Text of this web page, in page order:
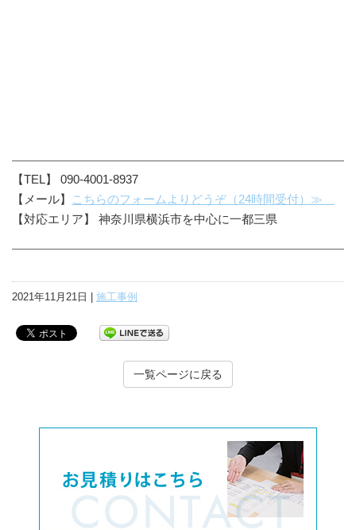
【TEL】 090-4001-8937
【メール】
こちらのフォームよりどうぞ（24時間受付）≫
【対応エリア】 神奈川県横浜市を中心に一都三県
2021年11月21日 | 施工事例
一覧ページに戻る